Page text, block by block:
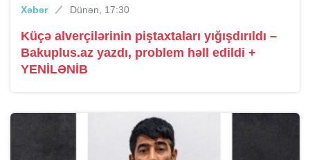
Xəbər Dünən, 17:30
Küçə alverçilərinin piştaxtaları yığışdırıldı –
Bakuplus.az yazdı, problem həll edildi +
YENİLƏNİB